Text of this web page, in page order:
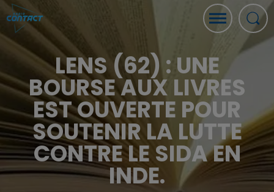
LENS (62) : UNE
BOURSE AUX LIVRES
EST OUVERTE POUR
SOUTENIR LA LUTTE
CONTRE LE SIDA EN
INDE.